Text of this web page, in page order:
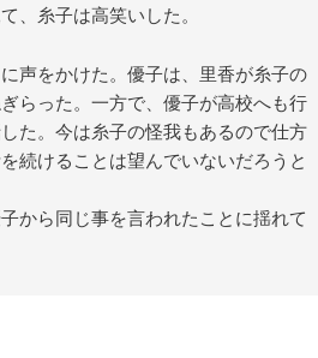
、糸子は高笑いした。
声をかけた。優子は、里香が糸子の
らった。一方で、優子が高校へも行
た。今は糸子の怪我もあるので仕方
続けることは望んでいないだろうと
から同じ事を言われたことに揺れて